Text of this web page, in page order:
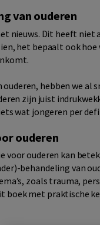
van ouderen
nieuws. Dit heeft niet
het bepaalt ook hoe
hebben we al
zijn juist
wat jongeren per
ouderen
ouderen kan
behandeling van
zoals trauma,
boek met praktische